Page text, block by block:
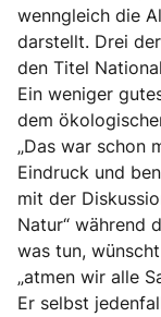
wenngleich die
darstellt. Drei
den Titel
Ein weniger
dem
„Das war schon
Eindruck und
mit der
Natur“ während
was tun,
„atmen wir alle
Er selbst